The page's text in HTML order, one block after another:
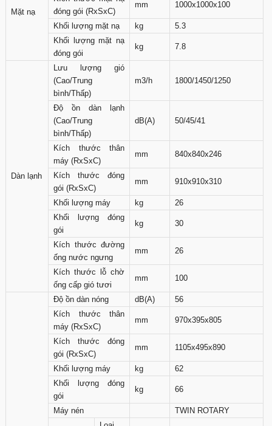
Mặt nạ
đóng gói (RxSxC)
mm 1000x1000x100
Khối lượng mặt nạ kg
5.3
Khối lượng mặt nạ
đóng gói
kg 7.8
Dàn lạnh
Lưu lượng gió
(Cao/Trung
bình/Thấp)
m3/h 1800/1450/1250
Độ ồn dàn lạnh
(Cao/Trung
bình/Thấp)
dB(A) 50/45/41
Kích thước thân
máy (RxSxC)
mm 840x840x246
Kích thước đóng
gói (RxSxC)
mm 910x910x310
Khối lượng máy kg
26
Khối lượng đóng
gói
kg 30
Kích thước đường
ống nước ngưng
mm 26
Kích thước lỗ chờ
ống cấp gió tươi
mm 100
Độ ồn dàn nóng dB(A)
56
Kích thước thân
máy (RxSxC)
mm 970x395x805
Kích thước đóng
gói (RxSxC)
mm 1105x495x890
Khối lượng máy kg
62
Khối lượng đóng
gói
kg 66
Máy nén TWIN ROTARY